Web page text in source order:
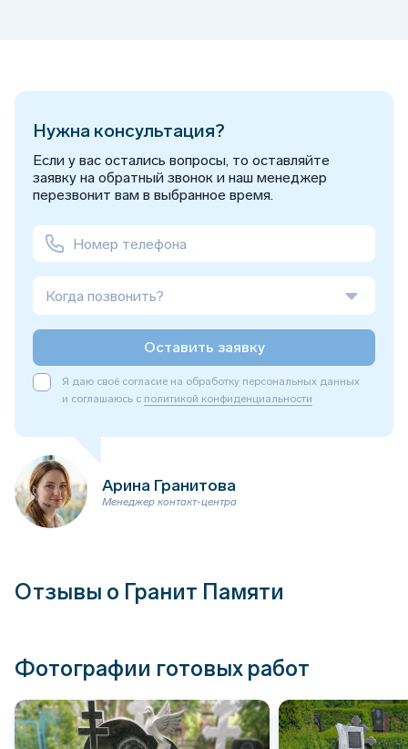
Нужна консультация?
Если у вас остались вопросы, то оставляйте
заявку на обратный звонок и наш менеджер
перезвонит вам в выбранное время.
Когда позвонить?
Оставить заявку
Я даю своё согласие на обработку персональных данных
и соглашаюсь с политикой конфиденциальности
Арина Гранитова
Менеджер контакт-центра
Отзывы о Гранит Памяти
Фотографии готовых работ